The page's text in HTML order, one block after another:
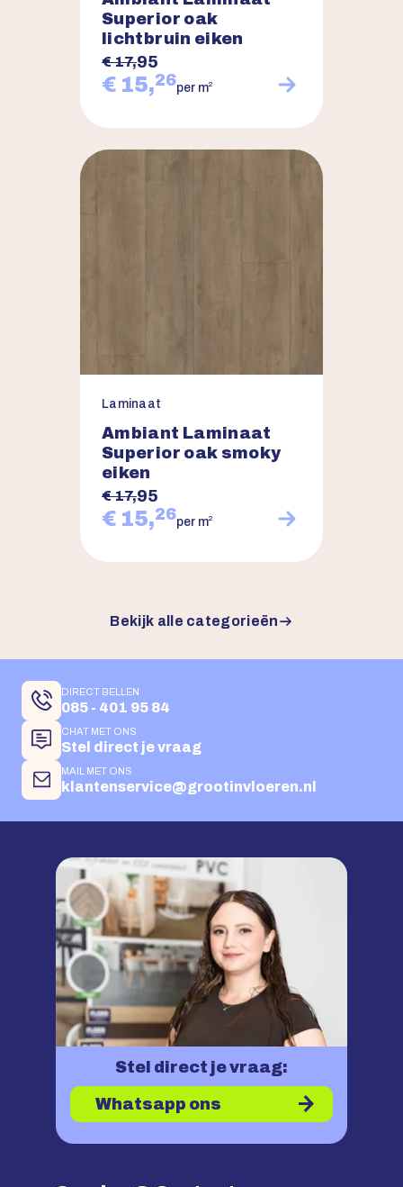
Superior oak
lichtbruin eiken
€ 17,95
€ 15,26per m2
Laminaat
Ambiant Laminaat
Superior oak smoky
eiken
€ 17,95
€ 15,26per m2
Bekijk alle categorieën
DIRECT BELLEN
085 - 401 95 84
CHAT MET ONS
Stel direct je vraag
MAIL MET ONS
klantenservice@grootinvloeren.nl
Stel direct je vraag:
Whatsapp ons